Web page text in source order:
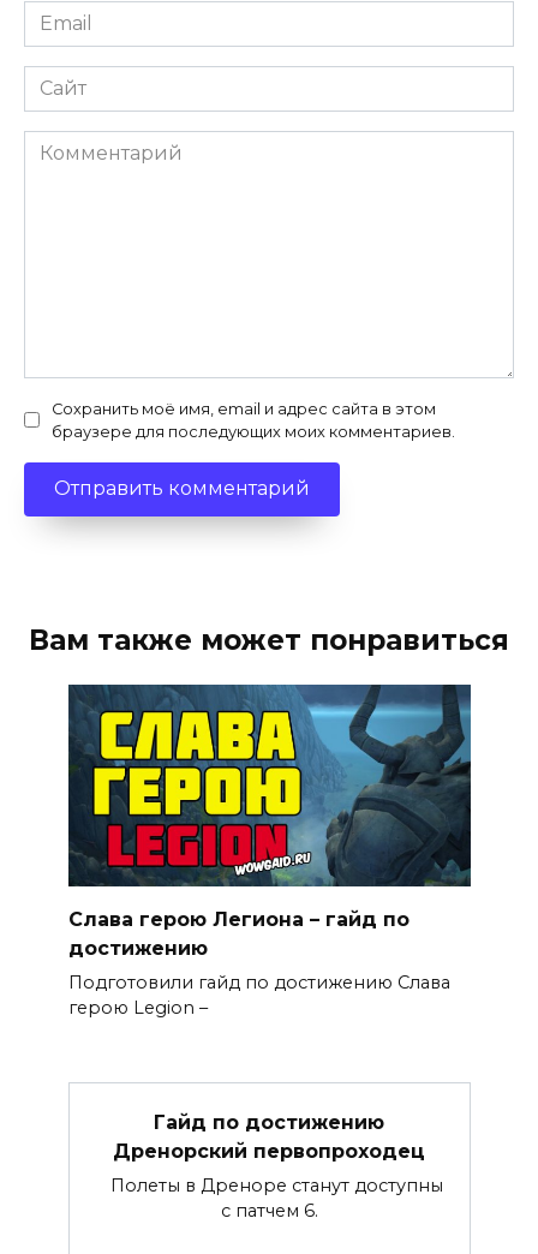
Email
*
Сайт
Комментарий
Сохранить моё имя, email и адрес сайта в этом
браузере для последующих моих комментариев.
Вам также может понравиться
Слава герою Легиона – гайд по
достижению
Подготовили гайд по достижению Слава
герою Legion –
Гайд по достижению
Дренорский первопроходец
Полеты в Дреноре станут доступны
с патчем 6.